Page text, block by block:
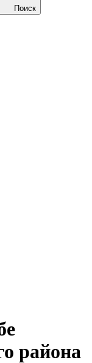
Поиск
района